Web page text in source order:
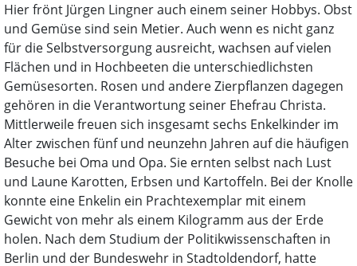
Hier frönt Jürgen Lingner auch einem seiner Hobbys. Obst
und Gemüse sind sein Metier. Auch wenn es nicht ganz
für die Selbstversorgung ausreicht, wachsen auf vielen
Flächen und in Hochbeeten die unterschiedlichsten
Gemüsesorten. Rosen und andere Zierpflanzen dagegen
gehören in die Verantwortung seiner Ehefrau Christa.
Mittlerweile freuen sich insgesamt sechs Enkelkinder im
Alter zwischen fünf und neunzehn Jahren auf die häufigen
Besuche bei Oma und Opa. Sie ernten selbst nach Lust
und Laune Karotten, Erbsen und Kartoffeln. Bei der Knolle
konnte eine Enkelin ein Prachtexemplar mit einem
Gewicht von mehr als einem Kilogramm aus der Erde
holen. Nach dem Studium der Politikwissenschaften in
Berlin und der Bundeswehr in Stadtoldendorf, hatte